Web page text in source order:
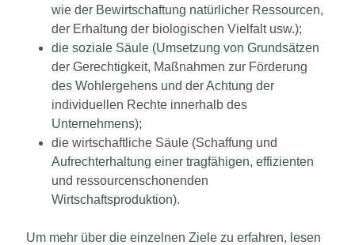
wie der Bewirtschaftung natürlicher Ressourcen,
der Erhaltung der biologischen Vielfalt usw.);
die soziale Säule (Umsetzung von Grundsätzen
der Gerechtigkeit, Maßnahmen zur Förderung
des Wohlergehens und der Achtung der
individuellen Rechte innerhalb des
Unternehmens);
die wirtschaftliche Säule (Schaffung und
Aufrechterhaltung einer tragfähigen, effizienten
und ressourcenschonenden
Wirtschaftsproduktion).
Um mehr über die einzelnen Ziele zu erfahren, lesen